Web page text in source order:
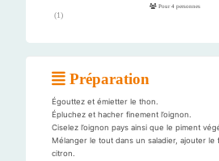
(1)
Pour 4 personnes
Préparation
Égouttez et émietter le thon.
Épluchez et hacher finement l’oignon.
Ciselez l’oignon pays ainsi que le piment
Mélanger le tout dans un saladier, ajouter le
citron.